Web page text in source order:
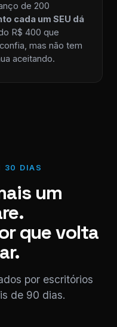
de 200
cada um SEU dá
R$ 400 que
mas não tem
aceitando.
30 DIAS
um
que volta
por escritórios
de 90 dias.